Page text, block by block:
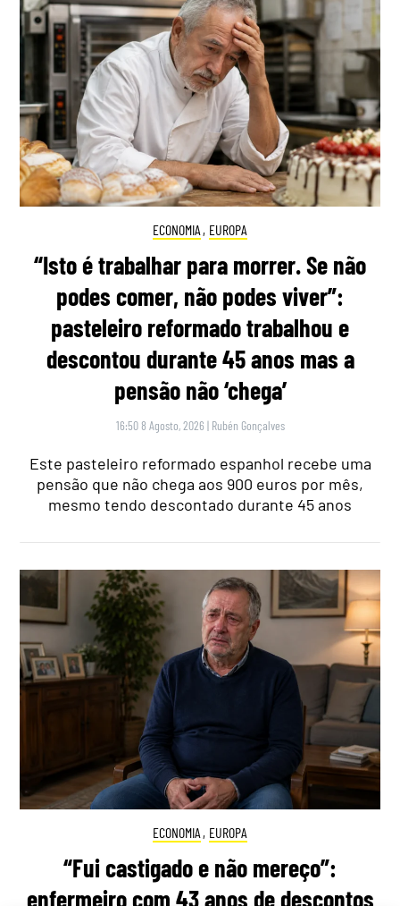
ECONOMIA , EUROPA
“Isto é trabalhar para morrer. Se não
podes comer, não podes viver”:
pasteleiro reformado trabalhou e
descontou durante 45 anos mas a
pensão não ‘chega’
16:50 8 Agosto, 2026 | Rubén Gonçalves
Este pasteleiro reformado espanhol recebe uma
pensão que não chega aos 900 euros por mês,
mesmo tendo descontado durante 45 anos
ECONOMIA , EUROPA
“Fui castigado e não mereço”:
enfermeiro com 43 anos de descontos